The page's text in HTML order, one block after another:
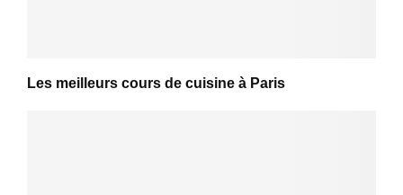
Les meilleurs cours de cuisine à Paris